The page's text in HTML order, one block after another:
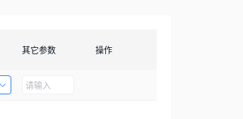
其它参数 操作